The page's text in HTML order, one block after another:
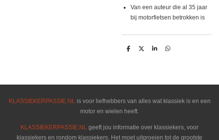
Van een auteur die al 35 jaar
bij motorfietsen betrokken is
D
D
S
D
KLASSIEKERPASSIE.NL
is voor liefhebbers van alles wat klassiek is en een
motor en wielen heeft.
KLASSIEKERPASSIE.NL geeft jou informatie over klassiekers, voor
klassiekers en rondom klassiekers. Het moet uitgroeien tot de grootste